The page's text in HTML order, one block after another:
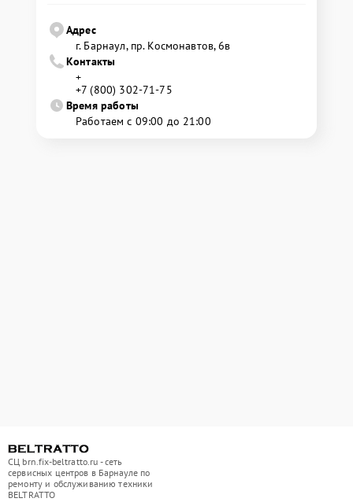
Адрес
г. Барнаул, ​пр. Космонавтов, 6в
Контакты
+
+7 (800) 302-71-75
Время работы
Работаем с 09:00 до 21:00
СЦ brn.fix-beltratto.ru - сеть
сервисных центров в Барнауле по
ремонту и обслуживанию техники
BELTRATTO